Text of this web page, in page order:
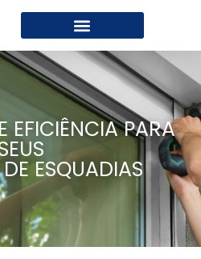
EFICIÊNCIA PARA
ESQUADIAS